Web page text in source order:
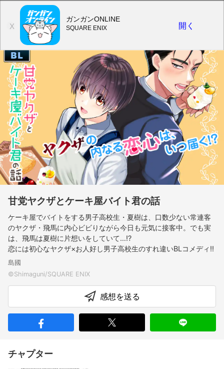
甘党ヤクザとケーキ屋バイト君の話
ケーキ屋でバイトをする男子高校生・夏樹は、口数少ない常連客
のヤクザ・飛馬に内心ビビりながら今日も元気に接客中。でも実
は、飛馬は夏樹に片想いをしていて…!?
恋には初心なヤクザ×お人好し男子高校生のすれ違いBLコメディ!!
島國
感想を送る
チャプター
X
ガンガンONLINE
SQUARE ENIX 開く